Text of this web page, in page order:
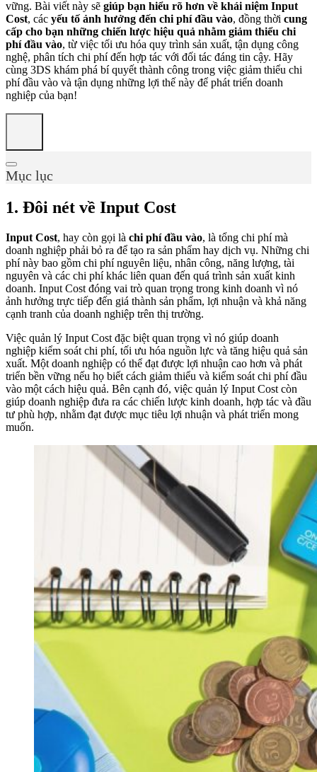
vững. Bài viết này sẽ giúp bạn hiểu rõ hơn về khái niệm Input
Cost, các yếu tố ảnh hưởng đến chi phí đầu vào, đồng thời cung
cấp cho bạn những chiến lược hiệu quả nhằm giảm thiểu chi
phí đầu vào, từ việc tối ưu hóa quy trình sản xuất, tận dụng công
nghệ, phân tích chi phí đến hợp tác với đối tác đáng tin cậy. Hãy
cùng 3DS khám phá bí quyết thành công trong việc giảm thiểu chi
phí đầu vào và tận dụng những lợi thế này để phát triển doanh
nghiệp của bạn!
Mục lục
1. Đôi nét về Input Cost
Input Cost, hay còn gọi là chi phí đầu vào, là tổng chi phí mà
doanh nghiệp phải bỏ ra để tạo ra sản phẩm hay dịch vụ. Những chi
phí này bao gồm chi phí nguyên liệu, nhân công, năng lượng, tài
nguyên và các chi phí khác liên quan đến quá trình sản xuất kinh
doanh. Input Cost đóng vai trò quan trọng trong kinh doanh vì nó
ảnh hưởng trực tiếp đến giá thành sản phẩm, lợi nhuận và khả năng
cạnh tranh của doanh nghiệp trên thị trường.
Việc quản lý Input Cost đặc biệt quan trọng vì nó giúp doanh
nghiệp kiểm soát chi phí, tối ưu hóa nguồn lực và tăng hiệu quả sản
xuất. Một doanh nghiệp có thể đạt được lợi nhuận cao hơn và phát
triển bền vững nếu họ biết cách giảm thiểu và kiểm soát chi phí đầu
vào một cách hiệu quả. Bên cạnh đó, việc quản lý Input Cost còn
giúp doanh nghiệp đưa ra các chiến lược kinh doanh, hợp tác và đầu
tư phù hợp, nhằm đạt được mục tiêu lợi nhuận và phát triển mong
muốn.